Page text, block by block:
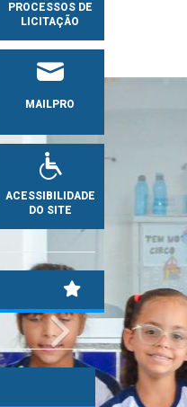
PROCESSOS DE
LICITAÇÃO
MAILPRO
ACESSIBILIDADE
DO SITE
Next